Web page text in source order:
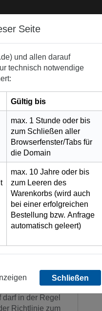
einer ärztlichen
vor der
in der Regel
Richtlinie zum
Seite
und allen darauf
technisch notwendige
Gültig bis
max. 1 Stunde oder bis
zum Schließen aller
Browserfenster/Tabs für
die Domain
max. 10 Jahre oder bis
zum Leeren des
Warenkorbs (wird auch
bei einer erfolgreichen
Bestellung bzw. Anfrage
automatisch geleert)
Schließen